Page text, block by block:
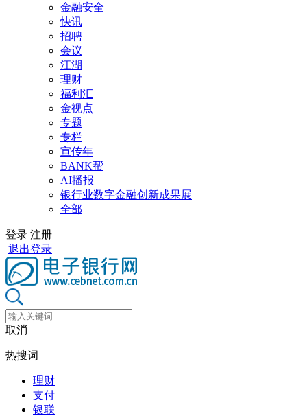
金融安全
快讯
招聘
会议
江湖
理财
福利汇
金视点
专题
专栏
宣传年
BANK帮
AI播报
银行业数字金融创新成果展
全部
登录 注册
退出登录
取消
热搜词
理财
支付
银联